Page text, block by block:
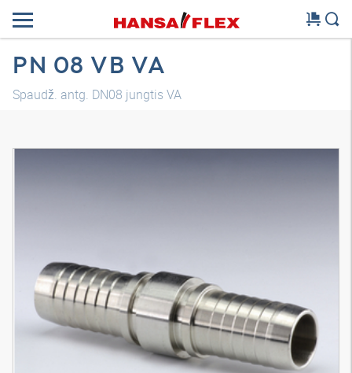
PN 08 VB VA
Spaudž. antg. DN08 jungtis VA